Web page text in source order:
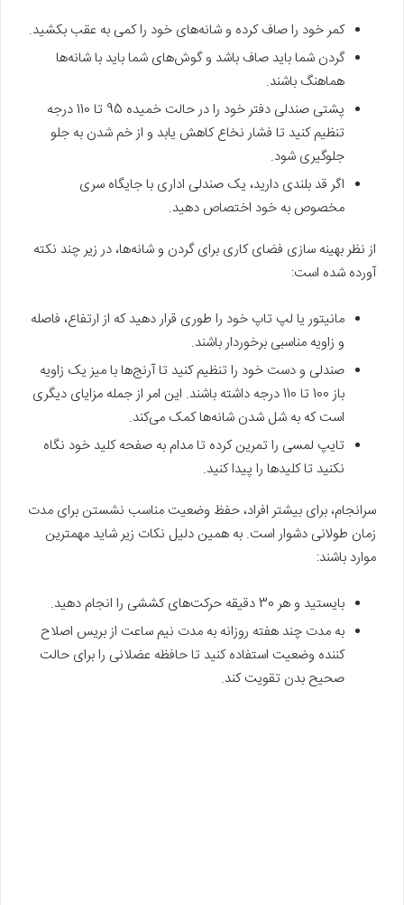
کمر خود را صاف کرده و شانه‌های خود را کمی به عقب بکشید.
گردن شما باید صاف باشد و گوش‌های شما باید با شانه‌ها
هماهنگ باشند.
پشتی صندلی دفتر خود را در حالت خمیده 95 تا 110 درجه
تنظیم کنید تا فشار نخاع کاهش یابد و از خم شدن به جلو
جلوگیری شود.
اگر قد بلندی دارید، یک صندلی اداری با جایگاه سری
مخصوص به خود اختصاص دهید.
از نظر بهینه سازی فضای کاری برای گردن و شانه‌ها، در زیر چند نکته
آورده شده است:
مانیتور یا لپ تاپ خود را طوری قرار دهید که از ارتفاع، فاصله
و زاویه مناسبی برخوردار باشند.
صندلی و دست خود را تنظیم کنید تا آرنج‌ها با میز یک زاویه
باز 100 تا 110 درجه داشته باشند. این امر از جمله مزایای دیگری
است که به شل شدن شانه‌ها کمک‌ می‌کند.
تایپ لمسی را تمرین کرده تا مدام به صفحه کلید خود نگاه
نکنید تا کلیدها را پیدا کنید.
سرانجام، برای بیشتر افراد، حفظ وضعیت مناسب نشستن برای مدت
زمان طولانی دشوار است. به همین دلیل نکات زیر شاید مهمترین
موارد باشند:
بایستید و هر 30 دقیقه حرکت‌های کششی را انجام دهید.
به مدت چند هفته روزانه به مدت نیم ساعت از بریس اصلاح
کننده وضعیت استفاده کنید تا حافظه عضلانی را برای حالت
صحیح بدن تقویت کند.